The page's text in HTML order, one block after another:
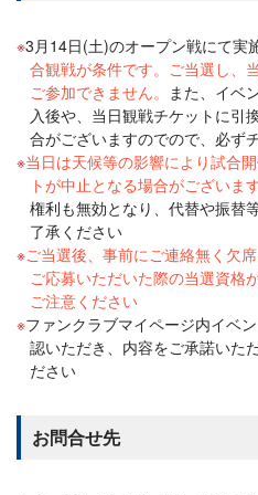
3月14日(土)のオープン戦にて実
合観戦が条件です。ご当選し、
ご参加できません。
また、イベ
入後や、当日観戦チケットに引
合がございますのでので、必ず
当日は天候等の影響により試合
トが中止となる場合がございます
権利も無効となり、代替や振替
了承ください
ご当選後、事前にご連絡無く欠
ご応募いただいた際の当選資格
ご注意ください
ファンクラブマイページ内イベ
認いただき、内容をご承諾いた
ださい
お問合せ先